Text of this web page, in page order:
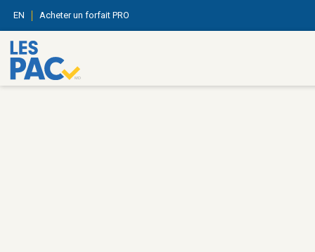
EN Acheter un forfait PRO